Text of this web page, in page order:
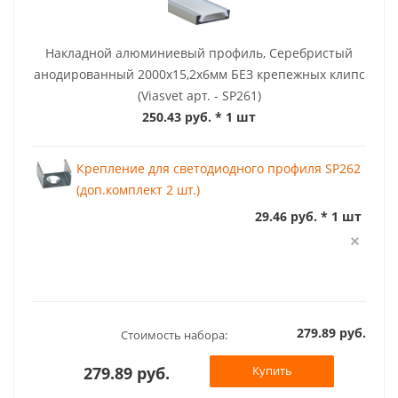
Накладной алюминиевый профиль, Серебристый
анодированный 2000х15,2х6мм БЕЗ крепежных клипс
(Viasvet арт. - SP261)
250.43 руб. * 1 шт
Крепление для светодиодного профиля SP262
(доп.комплект 2 шт.)
29.46 руб. * 1 шт
Стоимость набора: 279.89 руб.
279.89 руб. Купить